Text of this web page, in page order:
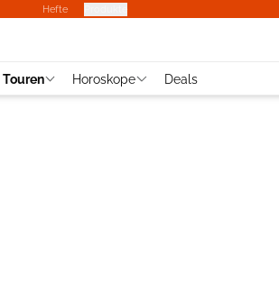
Hefte
Touren Horoskope Deals